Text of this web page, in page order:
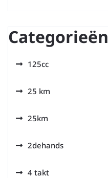
Categorieën
125cc
25 km
25km
2dehands
4 takt